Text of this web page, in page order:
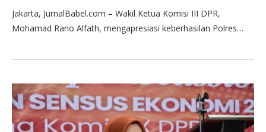
Jakarta, JurnalBabel.com – Wakil Ketua Komisi III DPR,
Mohamad Rano Alfath, mengapresiasi keberhasilan Polres…